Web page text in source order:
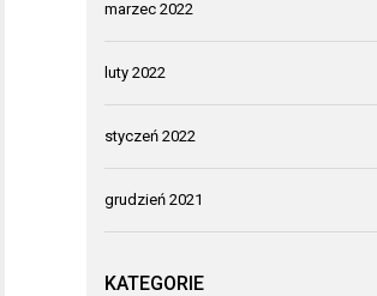
marzec 2022
luty 2022
styczeń 2022
grudzień 2021
KATEGORIE